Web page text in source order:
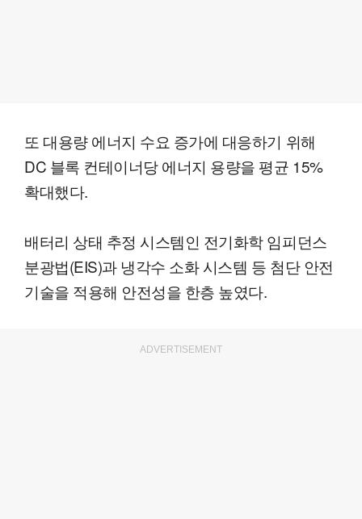
또 대용량 에너지 수요 증가에 대응하기 위해
DC 블록 컨테이너당 에너지 용량을 평균 15%
확대했다.
배터리 상태 추정 시스템인 전기화학 임피던스
분광법(EIS)과 냉각수 소화 시스템 등 첨단 안전
기술을 적용해 안전성을 한층 높였다.
ADVERTISEMENT